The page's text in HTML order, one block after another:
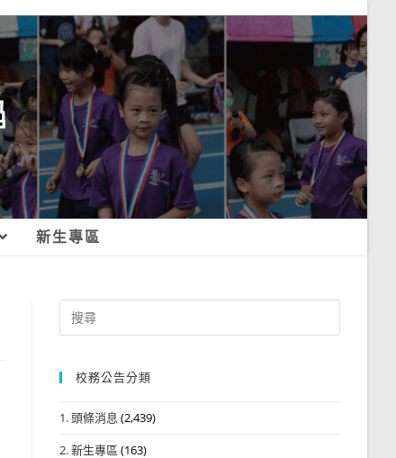
新生專區
Search
for:
校務公告分類
1. 頭條消息 (2,439)
2. 新生專區 (163)